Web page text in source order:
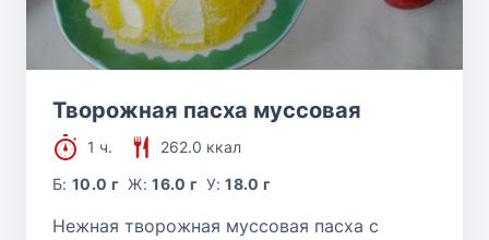
Творожная пасха муссовая
1 ч.
262.0 ккал
Б:10.0 г Ж:16.0 г У:18.0 г
Нежная творожная муссовая пасха с